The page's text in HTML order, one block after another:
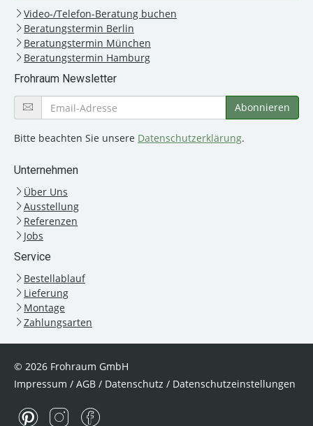
Video-/Telefon-Beratung buchen
Beratungstermin Berlin
Beratungstermin München
Beratungstermin Hamburg
Frohraum Newsletter
Bitte beachten Sie unsere Datenschutzerklärung.
Unternehmen
Über Uns
Ausstellung
Referenzen
Jobs
Service
Bestellablauf
Lieferung
Montage
Zahlungsarten
© 2026 Frohraum GmbH
Impressum / AGB / Datenschutz / Datenschutzeinstellungen